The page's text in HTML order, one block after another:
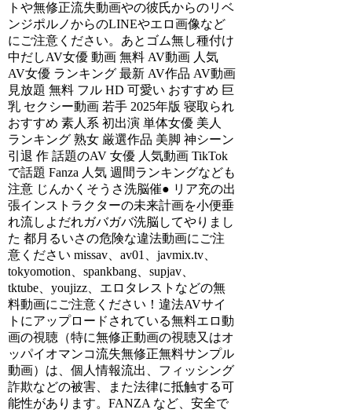
トや無修正流失動画やの彼氏からのリベ
ンジポルノからのLINEやエロ画像など
にご注意ください。あとゴム無し種付け
中だしAV女優 動画 無料 AV動画 人気
AV女優 ランキング 最新 AV作品 AV動画
見放題 無料 フル HD 可愛い おすすめ 巨
乳 セクシー動画 若手 2025年版 寝取られ
おすすめ 素人系 初出演 単体女優 美人
ランキング 熟女 厳選作品 美脚 神シーン
引退 作 話題のAV 女優 人気動画 TikTok
で話題 Fanza 人気 週間ランキングなども
注意 じんかくそうさ洗脳催● リア充の出
張インストラクターの未来計画を小便垂
れ流しよだれガバガバ洗脳してやりまし
た 都月るいさの危険な違法動画にご注
意ください missav、av01、javmix.tv、
tokyomotion、spankbang、supjav、
tktube、youjizz、エロタレストなどの無
料動画にご注意ください！違法AVサイ
トにアップロードされている無料エロ動
画の視聴（特に無修正動画の視聴又はオ
ッパイオマンコ流失無修正無料サンプル
動画）は、個人情報流出、フィッシング
詐欺などの被害、また法律に抵触する可
能性があります。FANZA など、安全で